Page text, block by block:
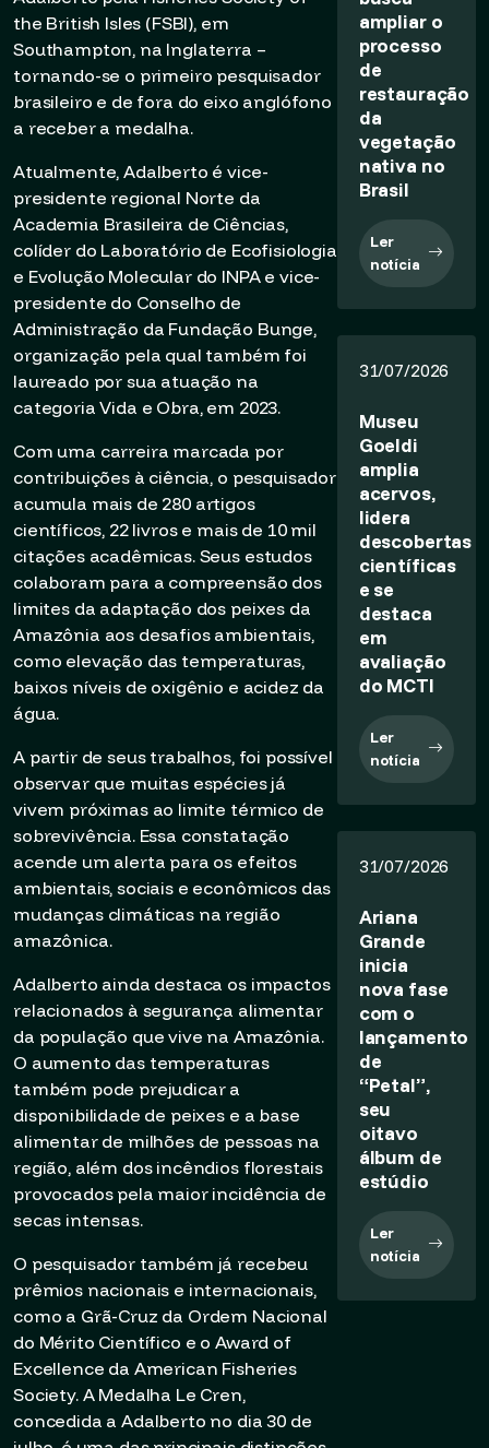
the British Isles (FSBI), em
Southampton, na Inglaterra –
tornando-se o primeiro pesquisador
brasileiro e de fora do eixo anglófono
a receber a medalha.
Atualmente, Adalberto é vice-
presidente regional Norte da
Academia Brasileira de Ciências,
colíder do Laboratório de Ecofisiologia
e Evolução Molecular do INPA e vice-
presidente do Conselho de
Administração da Fundação Bunge,
organização pela qual também foi
laureado por sua atuação na
categoria Vida e Obra, em 2023.
Com uma carreira marcada por
contribuições à ciência, o pesquisador
acumula mais de 280 artigos
científicos, 22 livros e mais de 10 mil
citações acadêmicas. Seus estudos
colaboram para a compreensão dos
limites da adaptação dos peixes da
Amazônia aos desafios ambientais,
como elevação das temperaturas,
baixos níveis de oxigênio e acidez da
água.
A partir de seus trabalhos, foi possível
observar que muitas espécies já
vivem próximas ao limite térmico de
sobrevivência. Essa constatação
acende um alerta para os efeitos
ambientais, sociais e econômicos das
mudanças climáticas na região
amazônica.
Adalberto ainda destaca os impactos
relacionados à segurança alimentar
da população que vive na Amazônia.
O aumento das temperaturas
também pode prejudicar a
disponibilidade de peixes e a base
alimentar de milhões de pessoas na
região, além dos incêndios florestais
provocados pela maior incidência de
secas intensas.
O pesquisador também já recebeu
prêmios nacionais e internacionais,
como a Grã-Cruz da Ordem Nacional
do Mérito Científico e o Award of
Excellence da American Fisheries
Society. A Medalha Le Cren,
concedida a Adalberto no dia 30 de
ampliar o
processo
de
restauração
da
vegetação
nativa no
Brasil
Ler
notícia
31/07/2026
Museu
Goeldi
amplia
acervos,
lidera
descobertas
científicas
e se
destaca
em
avaliação
do MCTI
Ler
notícia
31/07/2026
Ariana
Grande
inicia
nova fase
com o
lançamento
de
“Petal”,
seu
oitavo
álbum de
estúdio
Ler
notícia